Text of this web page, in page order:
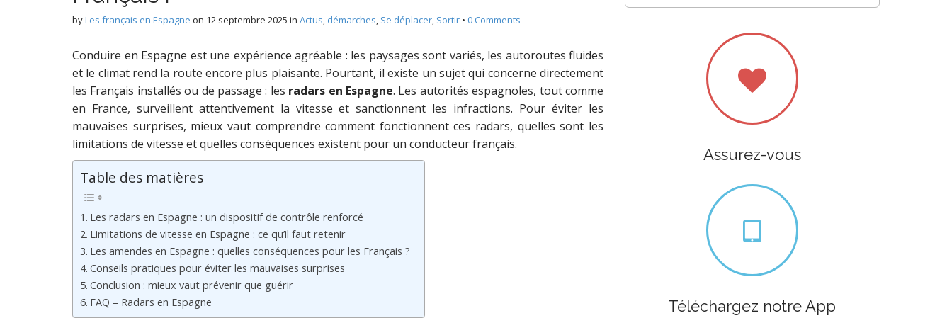
byLes français en Espagne on 12 septembre 2025 in Actus, démarches, Se déplacer, Sortir • 0 Comments
Conduire en Espagne est une expérience agréable : les paysages sont variés, les autoroutes fluides
et le climat rend la route encore plus plaisante. Pourtant, il existe un sujet qui concerne directement
les Français installés ou de passage : les radars en Espagne. Les autorités espagnoles, tout comme
en France, surveillent attentivement la vitesse et sanctionnent les infractions. Pour éviter les
mauvaises surprises, mieux vaut comprendre comment fonctionnent ces radars, quelles sont les
limitations de vitesse et quelles conséquences existent pour un conducteur français.
Table des matières
Les radars en Espagne : un dispositif de contrôle renforcé
Limitations de vitesse en Espagne : ce qu’il faut retenir
Les amendes en Espagne : quelles conséquences pour les Français ?
Conseils pratiques pour éviter les mauvaises surprises
Conclusion : mieux vaut prévenir que guérir
FAQ – Radars en Espagne
Assurez-vous
Téléchargez notre App